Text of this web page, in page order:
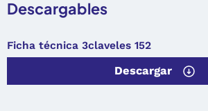
Descargables
Ficha técnica 3claveles 152
Descargar